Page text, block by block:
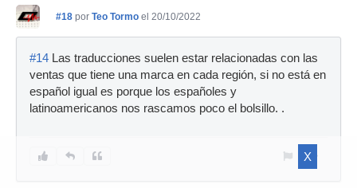
#18 por Teo Tormo el 20/10/2022
#14 Las traducciones suelen estar relacionadas con las
ventas que tiene una marca en cada región, si no está en
español igual es porque los españoles y
latinoamericanos nos rascamos poco el bolsillo. .
X